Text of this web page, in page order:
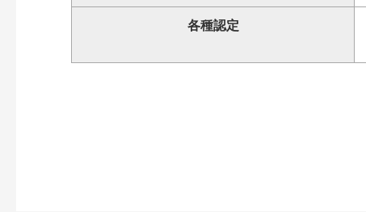
各種認定